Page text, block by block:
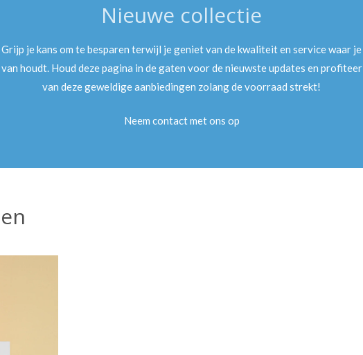
Nieuwe collectie
Grijp je kans om te besparen terwijl je geniet van de kwaliteit en service waar je
van houdt. Houd deze pagina in de gaten voor de nieuwste updates en profiteer
van deze geweldige aanbiedingen zolang de voorraad strekt!
Neem contact met ons op